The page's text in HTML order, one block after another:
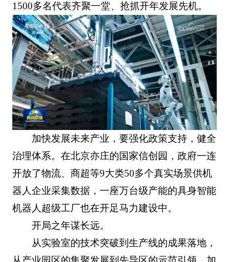
1500多名代表齐聚一堂、抢抓开年发展先机。
加快发展未来产业，要强化政策支持，健全
治理体系。在北京亦庄的国家信创园，政府一连
开放了物流、商超等9大类50多个真实场景供机
器人企业采集数据，一座万台级产能的具身智能
机器人超级工厂也在开足马力建设中。
开局之年谋长远。
从实验室的技术突破到生产线的成果落地，